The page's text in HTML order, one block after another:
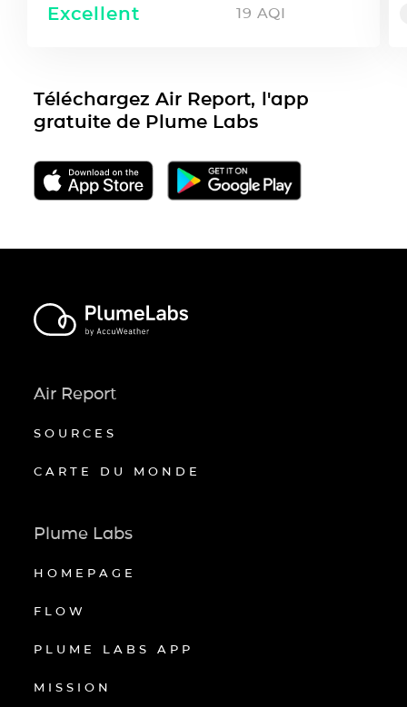
Excellent 19 AQI
Téléchargez Air Report, l'app
gratuite de Plume Labs
Air Report
SOURCES
CARTE DU MONDE
Plume Labs
HOMEPAGE
FLOW
PLUME LABS APP
MISSION